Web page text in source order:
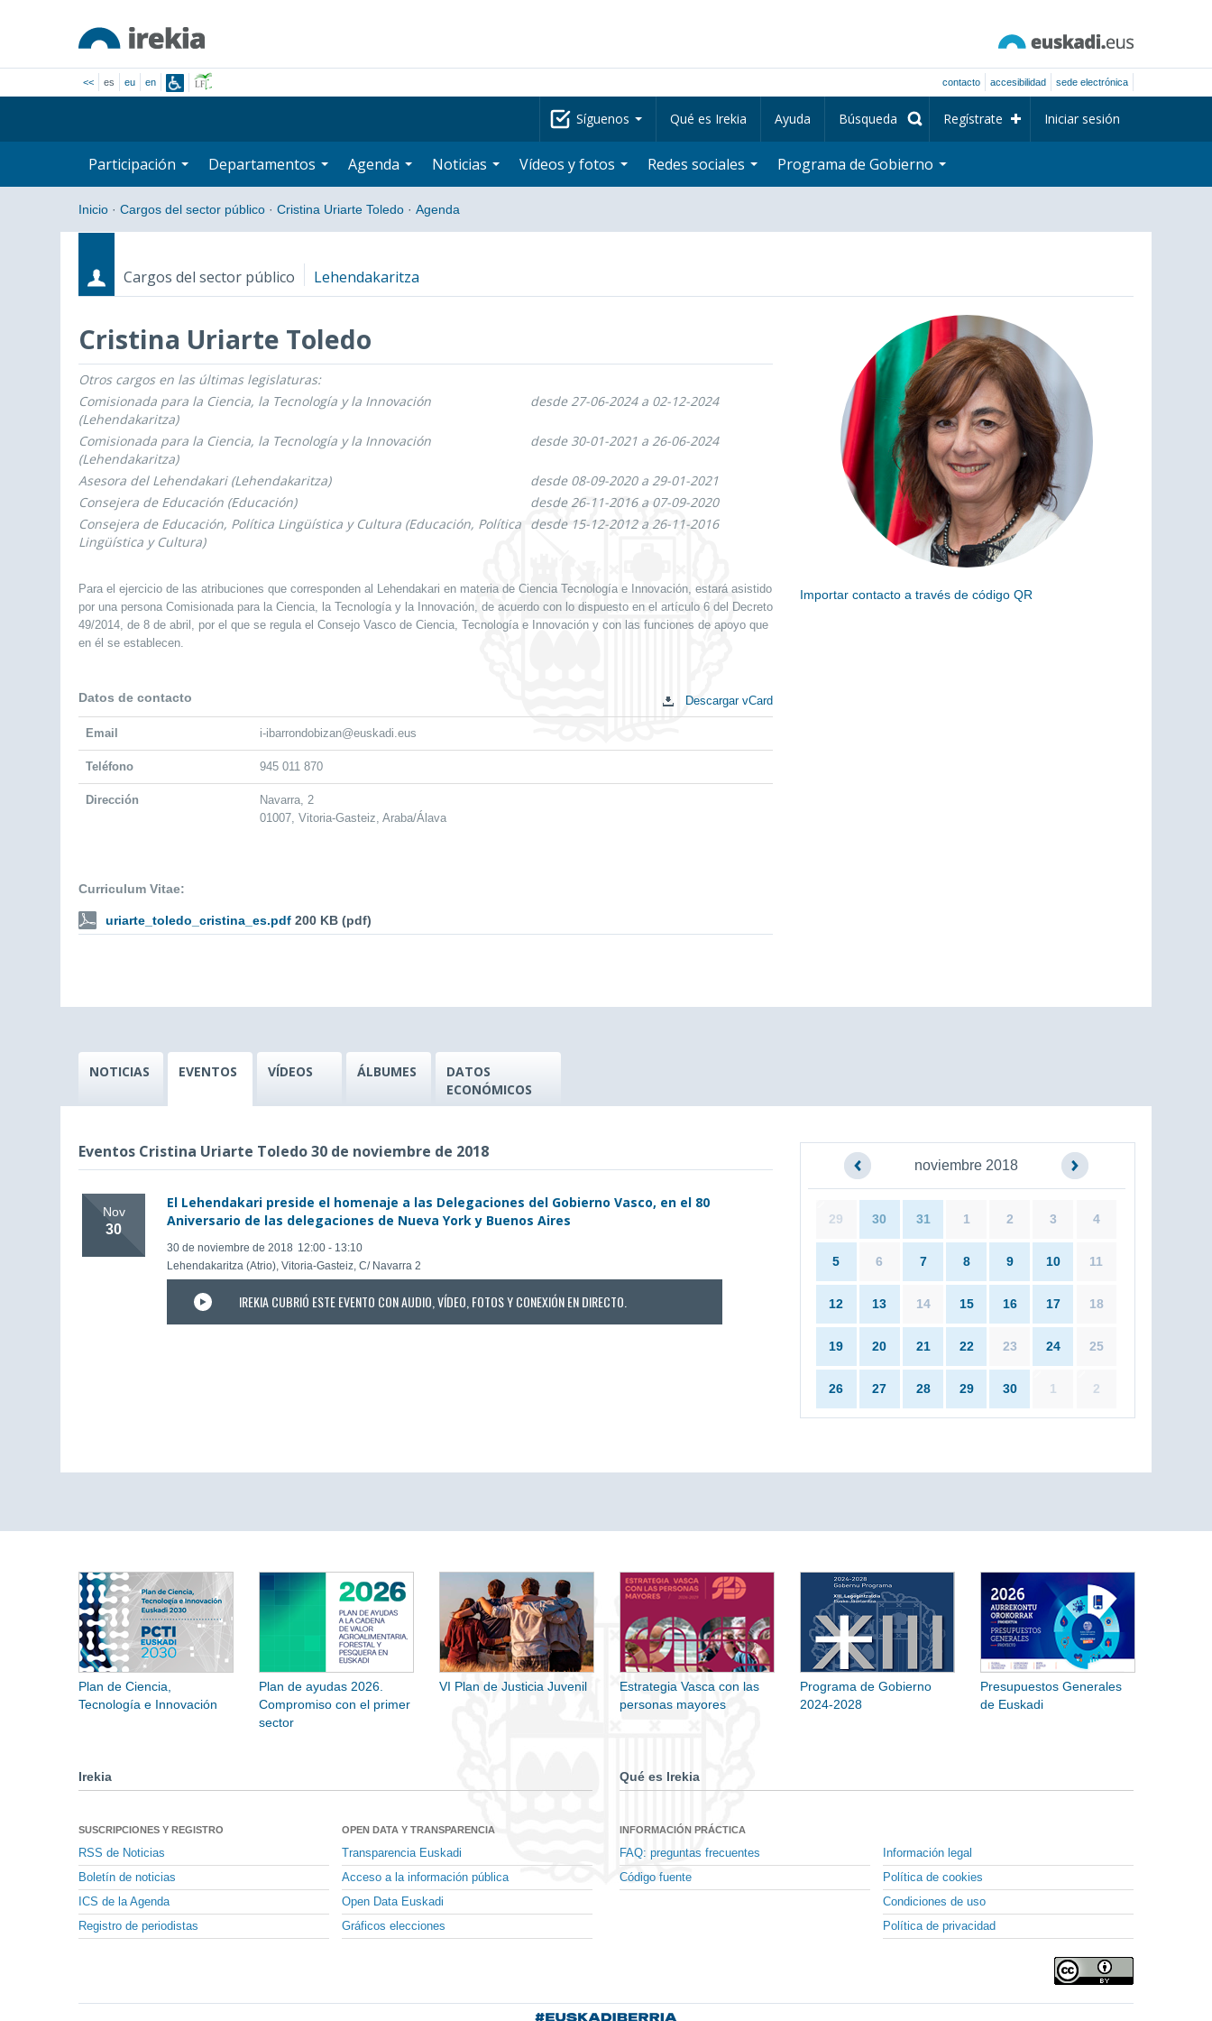
<< es eu en contacto accesibilidad sede electrónica
Síguenos Qué es Irekia Ayuda Búsqueda Regístrate Iniciar sesión
Participación Departamentos Agenda Noticias Vídeos y fotos Redes sociales Programa de Gobierno
Inicio · Cargos del sector público · Cristina Uriarte Toledo · Agenda
Cargos del sector público Lehendakaritza
Cristina Uriarte Toledo
CargosFecha de inicio - Fecha fin
Otros cargos en las últimas legislaturas:
Comisionada para la Ciencia, la Tecnología y la Innovación
(Lehendakaritza)
desde 27-06-2024 a 02-12-2024
Comisionada para la Ciencia, la Tecnología y la Innovación
(Lehendakaritza)
desde 30-01-2021 a 26-06-2024
Asesora del Lehendakari (Lehendakaritza)
desde 08-09-2020 a 29-01-2021
Consejera de Educación (Educación)
desde 26-11-2016 a 07-09-2020
Consejera de Educación, Política Lingüística y Cultura (Educación, Política
Lingüística y Cultura)
desde 15-12-2012 a 26-11-2016
Para el ejercicio de las atribuciones que corresponden al Lehendakari en materia de Ciencia Tecnología e Innovación, estará asistido
por una persona Comisionada para la Ciencia, la Tecnología y la Innovación, de acuerdo con lo dispuesto en el artículo 6 del Decreto
49/2014, de 8 de abril, por el que se regula el Consejo Vasco de Ciencia, Tecnología e Innovación y con las funciones de apoyo que
en él se establecen.
Datos de contacto Descargar vCard
Email i-ibarrondobizan@euskadi.eus
Teléfono 945 011 870
Dirección
Navarra, 2
01007, Vitoria-Gasteiz, Araba/Álava
Curriculum Vitae:
uriarte_toledo_cristina_es.pdf 200 KB (pdf)
Importar contacto a través de código QR
NOTICIAS EVENTOS VÍDEOS ÁLBUMES
DATOS
ECONÓMICOS
Eventos Cristina Uriarte Toledo 30 de noviembre de 2018
Nov
30
El Lehendakari preside el homenaje a las Delegaciones del Gobierno Vasco, en el 80
Aniversario de las delegaciones de Nueva York y Buenos Aires
30 de noviembre de 2018 12:00 - 13:10
Lehendakaritza (Atrio), Vitoria-Gasteiz, C/ Navarra 2
IREKIA CUBRIÓ ESTE EVENTO CON AUDIO, VÍDEO, FOTOS Y CONEXIÓN EN DIRECTO.
noviembre 2018
29 30 31 1 2 3 4
5 6 7 8 9 10 11
12 13 14 15 16 17 18
19 20 21 22 23 24 25
26 27 28 29 30 1 2
Plan de Ciencia,
Tecnología e Innovación
Plan de ayudas 2026.
Compromiso con el primer
sector
VI Plan de Justicia Juvenil
Estrategia Vasca con las
personas mayores
Programa de Gobierno
2024-2028
Presupuestos Generales
de Euskadi
Irekia
SUSCRIPCIONES Y REGISTRO
RSS de Noticias
Boletín de noticias
ICS de la Agenda
Registro de periodistas
OPEN DATA Y TRANSPARENCIA
Transparencia Euskadi
Acceso a la información pública
Open Data Euskadi
Gráficos elecciones
Qué es Irekia
INFORMACIÓN PRÁCTICA
FAQ: preguntas frecuentes
Código fuente
Información legal
Política de cookies
Condiciones de uso
Política de privacidad